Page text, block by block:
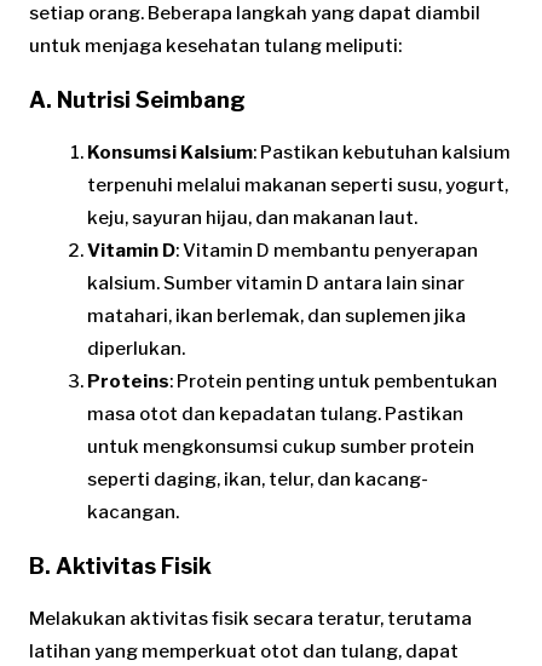
setiap orang. Beberapa langkah yang dapat diambil
untuk menjaga kesehatan tulang meliputi:
A. Nutrisi Seimbang
Konsumsi Kalsium: Pastikan kebutuhan kalsium
terpenuhi melalui makanan seperti susu, yogurt,
keju, sayuran hijau, dan makanan laut.
Vitamin D: Vitamin D membantu penyerapan
kalsium. Sumber vitamin D antara lain sinar
matahari, ikan berlemak, dan suplemen jika
diperlukan.
Proteins: Protein penting untuk pembentukan
masa otot dan kepadatan tulang. Pastikan
untuk mengkonsumsi cukup sumber protein
seperti daging, ikan, telur, dan kacang-
kacangan.
B. Aktivitas Fisik
Melakukan aktivitas fisik secara teratur, terutama
latihan yang memperkuat otot dan tulang, dapat